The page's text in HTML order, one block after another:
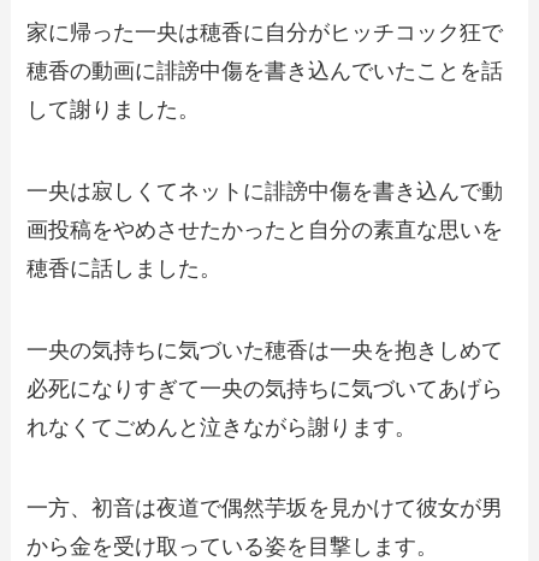
家に帰った一央は穂香に自分がヒッチコック狂で
穂香の動画に誹謗中傷を書き込んでいたことを話
して謝りました。
一央は寂しくてネットに誹謗中傷を書き込んで動
画投稿をやめさせたかったと自分の素直な思いを
穂香に話しました。
一央の気持ちに気づいた穂香は一央を抱きしめて
必死になりすぎて一央の気持ちに気づいてあげら
れなくてごめんと泣きながら謝ります。
一方、初音は夜道で偶然芋坂を見かけて彼女が男
から金を受け取っている姿を目撃します。